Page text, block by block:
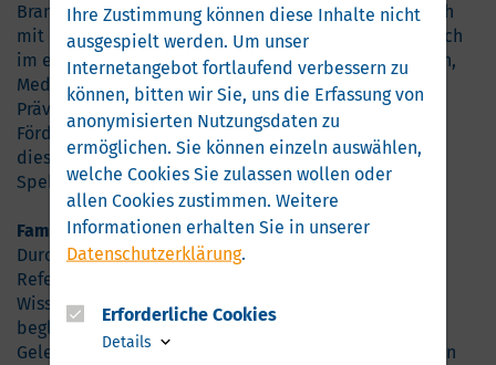
Branchenkonferenz Gesundheitswirtschaft setzten sich
mit den zentralen Herausforderungen der Branche auch
im europäischen Kontext auseinander. Von Innovation,
Medizintechnik und Künstlicher Intelligenz bis hin zu
Prävention und Fitness im Kontext von Longevity, der
Förderung von Start-ups und jungen Talenten – die
diesjährige Veranstaltung bot erneut ein breites
Spektrum an Dialogen und Formaten.
Familiäre Atmosphäre
Durch das Fachprogramm leiteten hochrangige
Referentinnen und Referenten aus Wirtschaft,
Wissenschaft, Bundes- und Landespolitik. Eine
begleitende Ausstellung bot darüber hinaus viele
Gelegenheiten zum Meinungsaustausch und fachlichen
Ihre Zustimmung können diese Inhalte nicht
ausgespielt werden. Um unser
Internetangebot fortlaufend verbessern zu
können, bitten wir Sie, uns die Erfassung von
anonymisierten Nutzungsdaten zu
ermöglichen. Sie können einzeln auswählen,
welche Cookies Sie zulassen wollen oder
allen Cookies zustimmen. Weitere
Informationen erhalten Sie in unserer
Datenschutzerklärung.
Erforderliche Cookies
Details